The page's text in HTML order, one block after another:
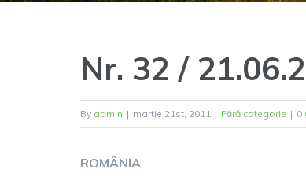
Nr. 32 /
By admin | martie 21st, 2011 | Fără categorie | 0
ROMÂNIA